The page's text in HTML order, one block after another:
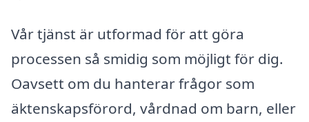
Vår tjänst är utformad för att göra
processen så smidig som möjligt för dig.
Oavsett om du hanterar frågor som
äktenskapsförord, vårdnad om barn, eller